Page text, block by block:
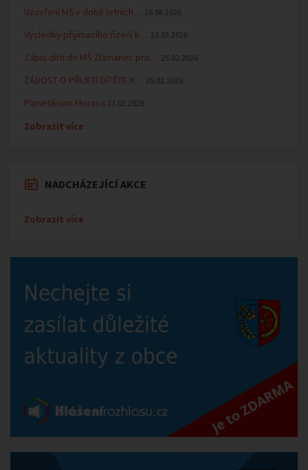
Uzavření MŠ v době letních… 16.06.2026
Výsledky přijímacího řízení k… 23.03.2026
Zápis dětí do MŠ Zlámanec pro… 25.02.2026
ŽÁDOST O PŘIJETÍ DÍTĚTE K… 25.02.2026
Planetárium Morava 23.02.2026
Zobrazit více
NADCHÁZEJÍCÍ AKCE
Zobrazit více